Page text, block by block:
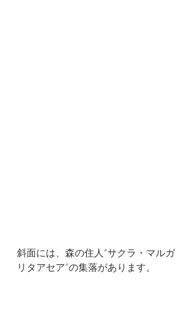
斜面には、森の住人“サクラ・マルガ
リタアセア”の集落があります。